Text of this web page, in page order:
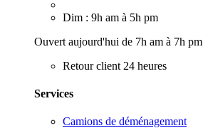
Dim : 9h am à 5h pm
Ouvert aujourd'hui de 7h am à 7h pm
Retour client 24 heures
Services
Camions de déménagement